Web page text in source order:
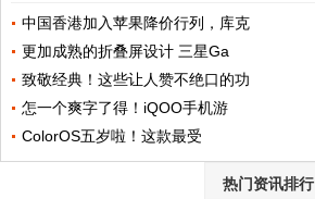
中国香港加入苹果降价行列，库克
更加成熟的折叠屏设计 三星Ga
致敬经典！这些让人赞不绝口的功
怎一个爽字了得！iQOO手机游
ColorOS五岁啦！这款最受
热门资讯排行